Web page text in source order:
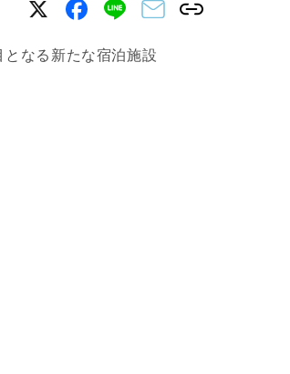
なる新たな宿泊施設